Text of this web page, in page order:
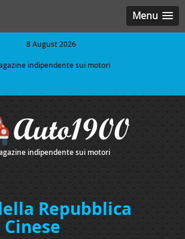
Menu
8 August 2026
indipendente sui motori
indipendente sui motori
Repubblica